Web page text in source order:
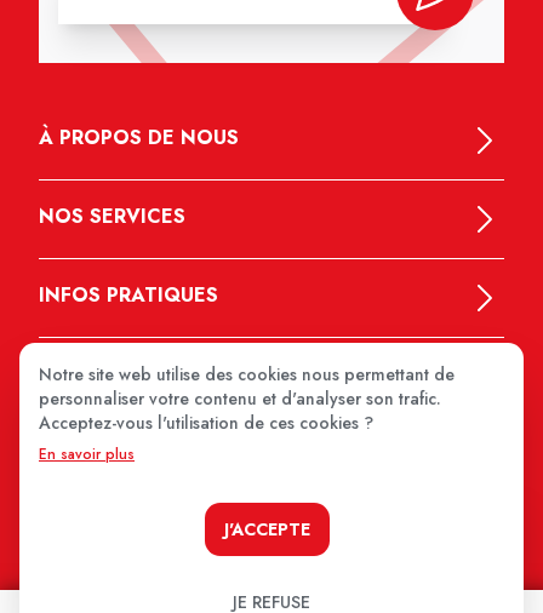
À PROPOS DE NOUS
NOS SERVICES
INFOS PRATIQUES
Notre site web utilise des cookies nous permettant de
personnaliser votre contenu et d'analyser son trafic.
Acceptez-vous l'utilisation de ces cookies ?
En savoir plus
J'ACCEPTE
JE REFUSE